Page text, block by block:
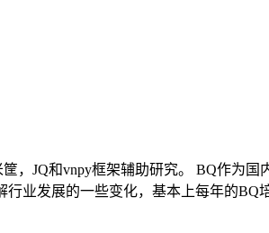
JQ和vnpy框架辅助研究。 BQ作为国
业发展的一些变化，基本上每年的BQ